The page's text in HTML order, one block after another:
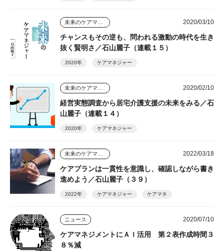
2020/03/10
チャンスもその逆も、問われる激動の時代を生き
抜く賢明さ／石山麗子（連載１５）
2020年 ケアマネジャー
2020/02/10
経営実態調査から居宅介護支援の未来をみる／石
山麗子（連載１４）
2020年 ケアマネジャー
2022/03/18
ケアプランは一貫性を意識し、確認しながら書き
進めよう／石山麗子（３９）
2022年 ケアマネジャー ケアマネ
ニュース 2020/07/10
ケアマネジメントにＡＩ活用 第２表作成時間３
８％減